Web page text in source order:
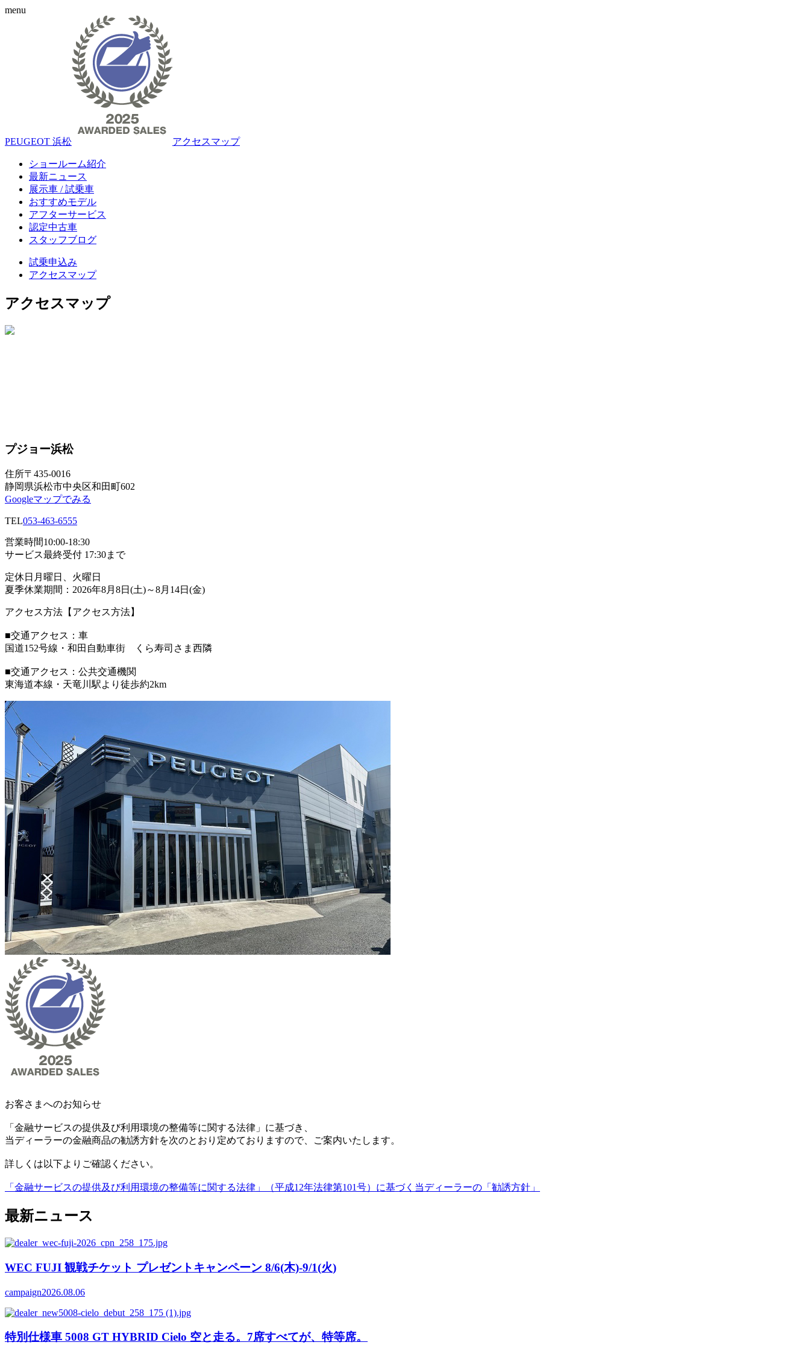
menu
PEUGEOT 浜松 アクセスマップ
ショールーム紹介
最新ニュース
展示車 / 試乗車
おすすめモデル
アフターサービス
認定中古車
スタッフブログ
試乗申込み
アクセスマップ
アクセスマップ
プジョー浜松
住所〒435-0016
静岡県浜松市中央区和田町602
Googleマップでみる
TEL053-463-6555
営業時間10:00-18:30
サービス最終受付 17:30まで
定休日 月曜日、火曜日
夏季休業期間：2026年8月8日(土)～8月14日(金)
アクセス方法 【アクセス方法】
■交通アクセス：車
国道152号線・和田自動車街 くら寿司さま西隣
■交通アクセス：公共交通機関
東海道本線・天竜川駅より徒歩約2km
お客さまへのお知らせ
「金融サービスの提供及び利用環境の整備等に関する法律」に基づき、
当ディーラーの金融商品の勧誘方針を次のとおり定めておりますので、ご案内いたします。
詳しくは以下よりご確認ください。
「金融サービスの提供及び利用環境の整備等に関する法律」（平成12年法律第101号）に基づく当ディーラーの「勧誘方針」
最新ニュース
WEC FUJI 観戦チケット プレゼントキャンペーン 8/6(木)-9/1(火)
campaign2026.08.06
特別仕様車 5008 GT HYBRID Cielo 空と走る。7席すべてが、特等席。